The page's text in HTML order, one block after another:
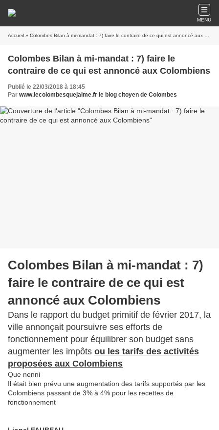
MENU
Accueil » Colombes Bilan à mi-mandat : 7) faire le contraire de ce qui est annoncé aux Colombiens
Colombes Bilan à mi-mandat : 7) faire le
contraire de ce qui est annoncé aux Colombiens
Publié le 22/03/2018 à 18:45
Par www.lecolombesquejaime.fr le blog citoyen de Colombes
Colombes Bilan à mi-mandat : 7)
faire le contraire de ce qui est
annoncé aux Colombiens
Dans le rapport du budget primitif de février 2017, la
ville annonçait poursuivre ses efforts de
fonctionnement pour équilibrer son budget sans
augmenter les impôts ou les tarifs des activités
proposées aux Colombiens
Que nenni
Il était bien prévu une augmentation des tarifs supportés par les
Colombiens passant de 3% à 4% pour les recettes de
fonctionnement